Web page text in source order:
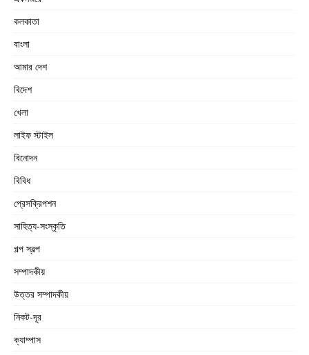
কলকাতা
বাংলা
আমার দেশ
বিদেশ
খেলা
লাইফ স্টাইল
বিনোদন
বিবিধ
প্রেসক্রিপশন
সাহিত্য-সংস্কৃতি
গল্প স্বল্প
সম্পাদকীয়
উত্তর সম্পাদকীয়
নিকট-দূর
ক্যাম্পাস